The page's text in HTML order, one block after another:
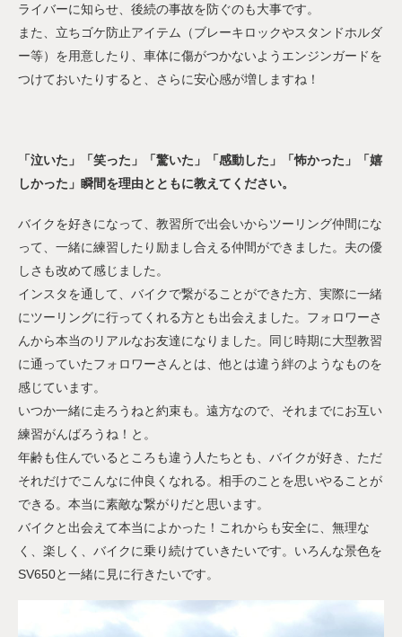
ライバーに知らせ、後続の事故を防ぐのも大事です。
また、立ちゴケ防止アイテム（ブレーキロックやスタンドホルダ
ー等）を用意したり、車体に傷がつかないようエンジンガードを
つけておいたりすると、さらに安心感が増しますね！
「泣いた」「笑った」「驚いた」「感動した」「怖かった」「嬉
しかった」瞬間を理由とともに教えてください。
バイクを好きになって、教習所で出会いからツーリング仲間にな
って、一緒に練習したり励まし合える仲間ができました。夫の優
しさも改めて感じました。
インスタを通して、バイクで繋がることができた方、実際に一緒
にツーリングに行ってくれる方とも出会えました。フォロワーさ
んから本当のリアルなお友達になりました。同じ時期に大型教習
に通っていたフォロワーさんとは、他とは違う絆のようなものを
感じています。
いつか一緒に走ろうねと約束も。遠方なので、それまでにお互い
練習がんばろうね！と。
年齢も住んでいるところも違う人たちとも、バイクが好き、ただ
それだけでこんなに仲良くなれる。相手のことを思いやることが
できる。本当に素敵な繋がりだと思います。
バイクと出会えて本当によかった！これからも安全に、無理な
く、楽しく、バイクに乗り続けていきたいです。いろんな景色を
SV650と一緒に見に行きたいです。